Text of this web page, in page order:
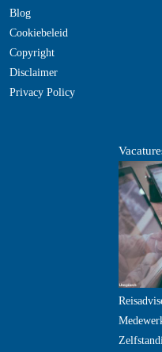
Blog
Cookiebeleid
Copyright
Disclaimer
Privacy Policy